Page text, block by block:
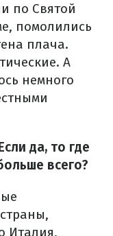
по Святой
помолились
плача.
А
немного
да, то где
всего?
Италия,